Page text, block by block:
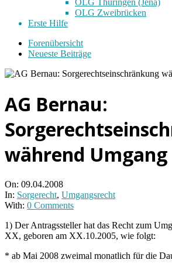
OLG Zweibrücken
Erste Hilfe
Forenübersicht
Neueste Beiträge
AG Bernau:
während Umgang
On: 09.04.2008
In: Sorgerecht, Umgangsrecht
With: 0 Comments
1) Der Antragssteller hat das Recht zum
XX, geboren am XX.10.2005, wie folgt:
* ab Mai 2008 zweimal monatlich für die